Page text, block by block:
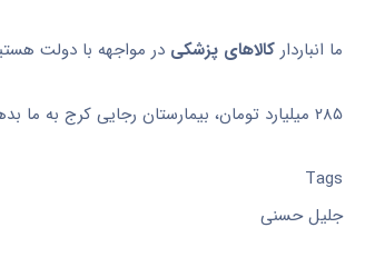
ما انباردار کالاهای پزشکی در مواجهه با دولت
۲۸۵ میلیارد تومان، بیمارستان رجایی کرج به ما بدهکار است و توان ادامه آن را نداشتیم و پیمانکاری تامین دارو و تجهیزات پزشکی آن را تحویل دادیم.
Tags
جلیل حسنی